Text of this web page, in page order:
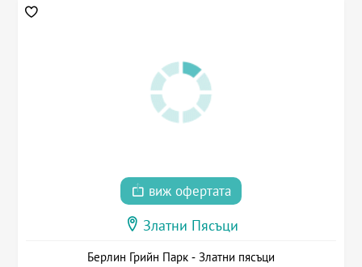
виж офертата
Златни Пясъци
Берлин Грийн Парк - Златни пясъци